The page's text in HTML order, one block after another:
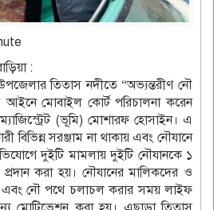
:
তিতাস নদীতে “অভ্যন্তরীণ নৌ
মোবাইল কোর্ট পরিচালনা করেন
(ভূমি) মোশারফ হোসাইন। এ
বিভিন্ন সরঞ্জাম না থাকায় এবং নৌযানে
দুইটি মামলায় দুইটি নৌযানকে ১
করা হয়। নৌযানের মালিকদের ও
এবং নৌ পথে চলাচল করার সময় লাইফ